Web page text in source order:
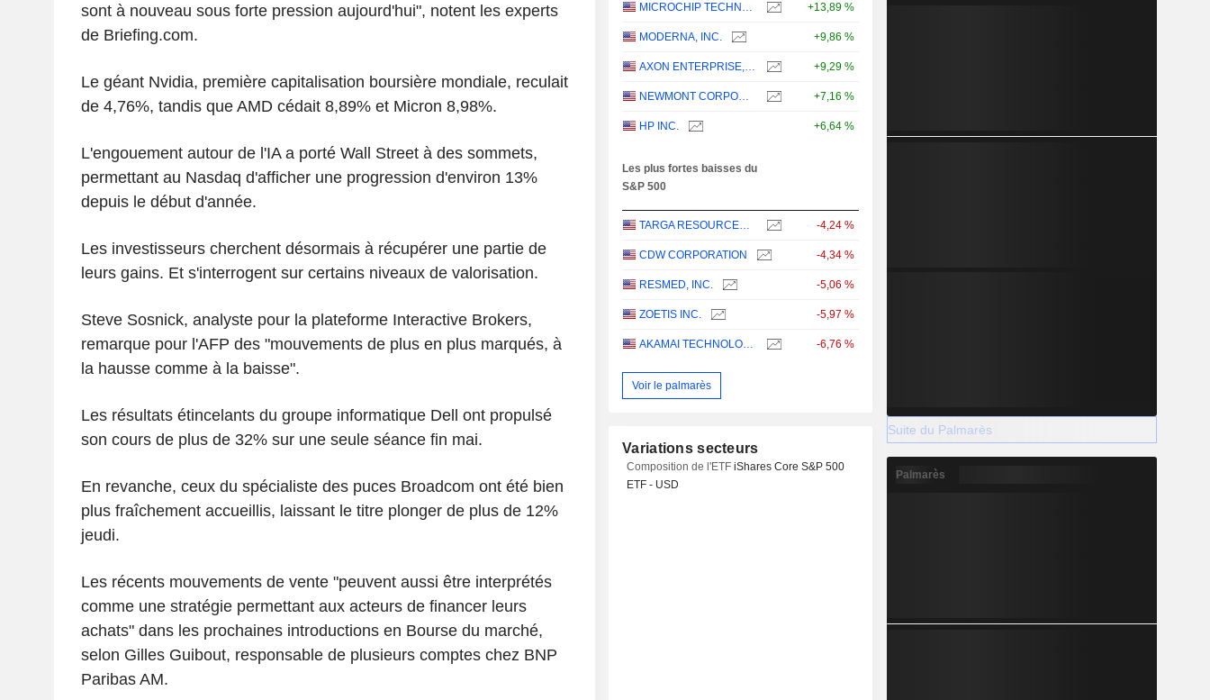
sont à nouveau sous forte pression aujourd'hui", notent les experts
de Briefing.com.
Le géant Nvidia, première capitalisation boursière mondiale, reculait
de 4,76%, tandis que AMD cédait 8,89% et Micron 8,98%.
L'engouement autour de l'IA a porté Wall Street à des sommets,
permettant au Nasdaq d'afficher une progression d'environ 13%
depuis le début d'année.
Les investisseurs cherchent désormais à récupérer une partie de
leurs gains. Et s'interrogent sur certains niveaux de valorisation.
Steve Sosnick, analyste pour la plateforme Interactive Brokers,
remarque pour l'AFP des "mouvements de plus en plus marqués, à
la hausse comme à la baisse".
Les résultats étincelants du groupe informatique Dell ont propulsé
son cours de plus de 32% sur une seule séance fin mai.
En revanche, ceux du spécialiste des puces Broadcom ont été bien
plus fraîchement accueillis, laissant le titre plonger de plus de 12%
jeudi.
Les récents mouvements de vente "peuvent aussi être interprétés
comme une stratégie permettant aux acteurs de financer leurs
achats" dans les prochaines introductions en Bourse du marché,
selon Gilles Guibout, responsable de plusieurs comptes chez BNP
Paribas AM.
MICROCHIP TECHNOLOGY INCORPORATED +13,89 %
MODERNA, INC. +9,86 %
AXON ENTERPRISE, INC. +9,29 %
NEWMONT CORPORATION +7,16 %
HP INC. +6,64 %
Les plus fortes baisses du
S&P 500
TARGA RESOURCES CORP. -4,24 %
CDW CORPORATION -4,34 %
RESMED, INC. -5,06 %
ZOETIS INC. -5,97 %
AKAMAI TECHNOLOGIES, INC. -6,76 %
Voir le palmarès
Variations secteurs
Composition de l'ETFiShares Core S&P 500
ETF - USD
Suite du Palmarès
Palmarès